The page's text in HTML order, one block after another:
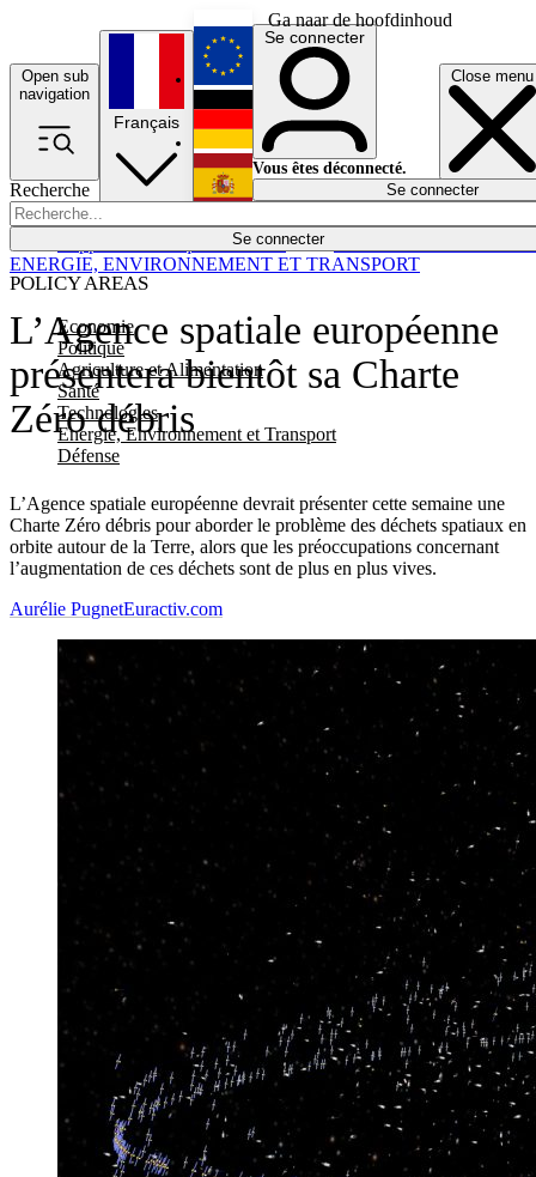
Ga naar de hoofdinhoud
Open sub
navigation
Close menu
Recherche
Se connecter
POLICY AREAS
Economie
Politique
Agriculture et Alimentation
Santé
Technologies
Energie, Environnement et Transport
Défense
Économie
Français
English
Deutsch
Español
Se connecter
Vous êtes déconnecté.
Se connecter
L’Agence spatiale européenne
présentera bientôt sa Charte
Zéro débris
L’Agence spatiale européenne devrait présenter cette semaine une
Charte Zéro débris pour aborder le problème des déchets spatiaux en
orbite autour de la Terre, alors que les préoccupations concernant
l’augmentation de ces déchets sont de plus en plus vives.
ENERGIE, ENVIRONNEMENT ET TRANSPORT
Aurélie PugnetEuractiv.com